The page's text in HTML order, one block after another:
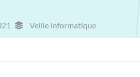
Veille informatique